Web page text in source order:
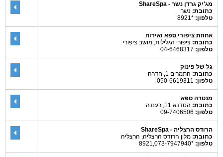
מג'יק גרדן נשר - ShareSpa
כתובת: נשר
טלפון: *8921
אחוזת ציפורי ספא ואירוח
כתובת: ציפורי הגלילית, מושב ציפורי
טלפון:
גל של פינוק
כתובת: התמרים 1, חדרה
טלפון:
מנטרה ספא
כתובת: הסדנא 11, רעננה
טלפון:
הרודס הרצליה - ShareSpa
כתובת: מלון הרודס הרצליה, הרצליה
טלפון: *8921,073-7947940